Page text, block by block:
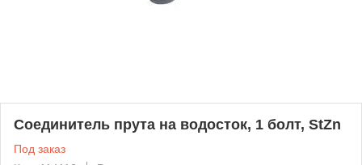
Соединитель прута на водосток, 1 болт, StZn
Под заказ